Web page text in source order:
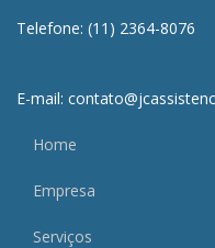
Telefone: (11) 2364-8076
E-mail:
Home
Empresa
Serviços